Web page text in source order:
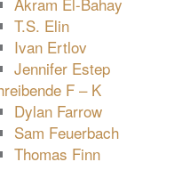
T.S. Elin
Ivan Ertlov
Jennifer Estep
F – K
Dylan Farrow
Sam Feuerbach
Thomas Finn